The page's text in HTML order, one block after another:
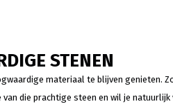
STENEN
materiaal te blijven genieten.
die prachtige steen en wil je